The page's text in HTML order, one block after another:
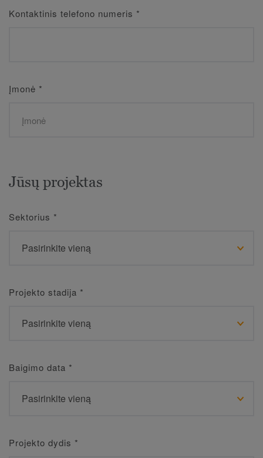
Kontaktinis telefono numeris *
Įmonė *
Jūsų projektas
Sektorius *
Projekto stadija *
Baigimo data *
Projekto dydis *